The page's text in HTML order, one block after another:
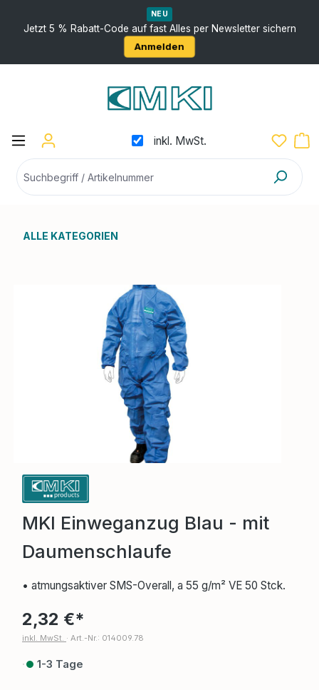
NEU
Jetzt 5 % Rabatt-Code auf fast Alles per Newsletter sichern
Anmelden
inkl. MwSt.
ALLE KATEGORIEN
MKI Einweganzug Blau - mit
Daumenschlaufe
• atmungsaktiver SMS-Overall, a 55 g/m² VE 50 Stck.
2,32 €*
inkl. MwSt. · Art.-Nr.: 014009.78
1-3 Tage